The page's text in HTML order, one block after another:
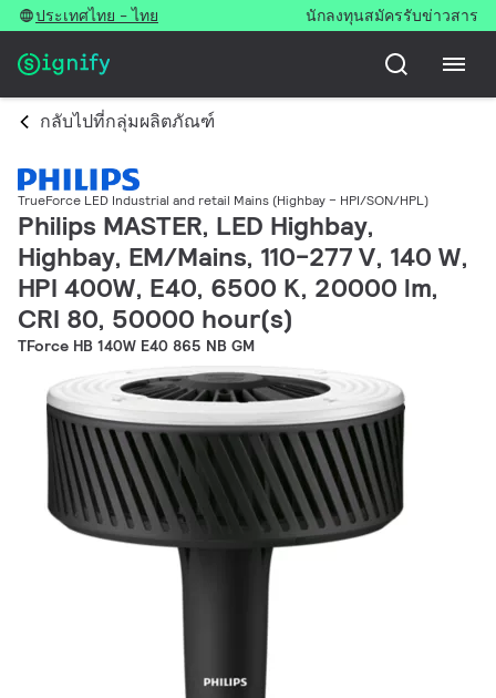
ประเทศไทย - ไทย นักลงทุนสมัครรับข่าวสาร
กลับไปที่กลุ่มผลิตภัณฑ์
TrueForce LED Industrial and retail Mains (Highbay – HPI/SON/HPL)
Philips MASTER, LED Highbay,
Highbay, EM/Mains, 110-277 V, 140 W,
HPI 400W, E40, 6500 K, 20000 lm,
CRI 80, 50000 hour(s)
TForce HB 140W E40 865 NB GM